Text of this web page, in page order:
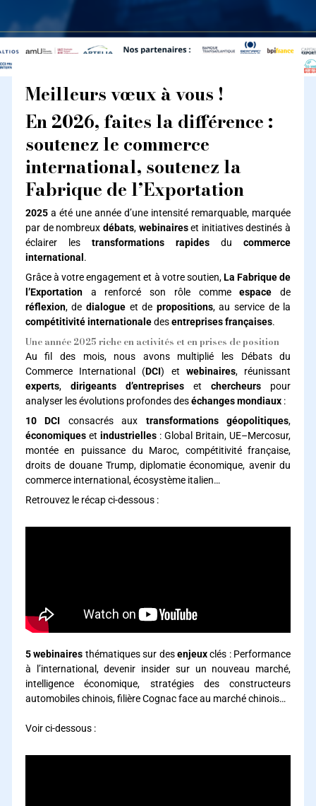
Meilleurs vœux à vous !
En 2026, faites la différence :
soutenez le commerce
international, soutenez la
Fabrique de l’Exportation
2025 a été une année d’une intensité remarquable, marquée
par de nombreux débats, webinaireset initiatives destinés à
éclairer les transformations rapidesducommerce
international .
Grâce à votre engagement et à votre soutien,La Fabrique de
l’Exportation a renforcé son rôle commeespacede
réflexion, dedialogue et de propositions, au service de la
compétitivité internationaledesentreprises françaises.
Une année 2025 riche en activités et en prises de position
Au fil des mois, nous avons multiplié les Débats du
Commerce International (DCI) et webinaires, réunissant
experts, dirigeants d’entreprisesetchercheurs pour
analyser les évolutions profondes deséchanges mondiaux :
10 DCI consacrés aux transformations géopolitiques,
économiques et industrielles : Global Britain, UE–Mercosur,
montée en puissance du Maroc, compétitivité française,
droits de douane Trump, diplomatie économique, avenir du
commerce international, écosystème italien…
Retrouvez le récap ci-dessous :
5 webinaires thématiques sur desenjeuxclés : Performance
à l’international, devenir insider sur un nouveau marché,
intelligence économique, stratégies des constructeurs
automobiles chinois, filière Cognac face au marché chinois…
Voir ci-dessous :